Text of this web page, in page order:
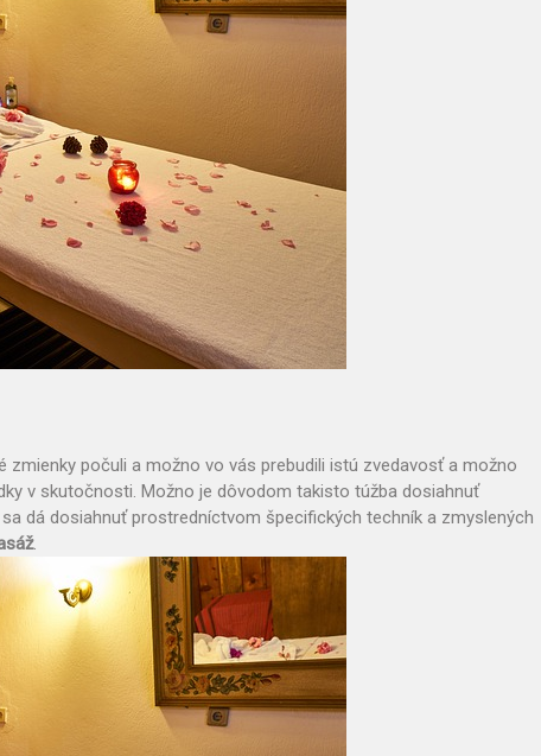
počuli a možno vo vás prebudili istú zvedavosť a možno
v skutočnosti. Možno je dôvodom takisto túžba dosiahnuť
dá dosiahnuť prostredníctvom špecifických techník a zmyslených
.